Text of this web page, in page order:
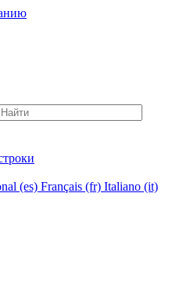
‎(es)‎ Français ‎(fr)‎ Italiano ‎(it)‎